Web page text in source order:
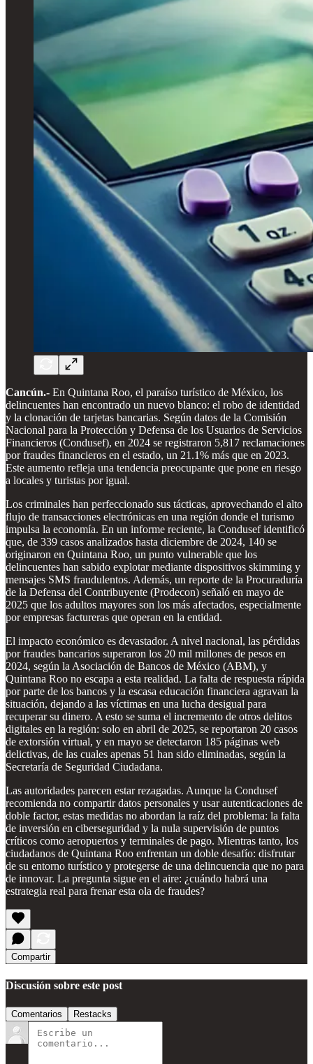
Cancún.- En Quintana Roo, el paraíso turístico de México, los
delincuentes han encontrado un nuevo blanco: el robo de identidad
y la clonación de tarjetas bancarias. Según datos de la Comisión
Nacional para la Protección y Defensa de los Usuarios de Servicios
Financieros (Condusef), en 2024 se registraron 5,817 reclamaciones
por fraudes financieros en el estado, un 21.1% más que en 2023.
Este aumento refleja una tendencia preocupante que pone en riesgo
a locales y turistas por igual.
Los criminales han perfeccionado sus tácticas, aprovechando el alto
flujo de transacciones electrónicas en una región donde el turismo
impulsa la economía. En un informe reciente, la Condusef identificó
que, de 339 casos analizados hasta diciembre de 2024, 140 se
originaron en Quintana Roo, un punto vulnerable que los
delincuentes han sabido explotar mediante dispositivos skimming y
mensajes SMS fraudulentos. Además, un reporte de la Procuraduría
de la Defensa del Contribuyente (Prodecon) señaló en mayo de
2025 que los adultos mayores son los más afectados, especialmente
por empresas factureras que operan en la entidad.
El impacto económico es devastador. A nivel nacional, las pérdidas
por fraudes bancarios superaron los 20 mil millones de pesos en
2024, según la Asociación de Bancos de México (ABM), y
Quintana Roo no escapa a esta realidad. La falta de respuesta rápida
por parte de los bancos y la escasa educación financiera agravan la
situación, dejando a las víctimas en una lucha desigual para
recuperar su dinero. A esto se suma el incremento de otros delitos
digitales en la región: solo en abril de 2025, se reportaron 20 casos
de extorsión virtual, y en mayo se detectaron 185 páginas web
delictivas, de las cuales apenas 51 han sido eliminadas, según la
Secretaría de Seguridad Ciudadana.
Las autoridades parecen estar rezagadas. Aunque la Condusef
recomienda no compartir datos personales y usar autenticaciones de
doble factor, estas medidas no abordan la raíz del problema: la falta
de inversión en ciberseguridad y la nula supervisión de puntos
críticos como aeropuertos y terminales de pago. Mientras tanto, los
ciudadanos de Quintana Roo enfrentan un doble desafío: disfrutar
de su entorno turístico y protegerse de una delincuencia que no para
de innovar. La pregunta sigue en el aire: ¿cuándo habrá una
estrategia real para frenar esta ola de fraudes?
Compartir
Discusión sobre este post
Comentarios Restacks